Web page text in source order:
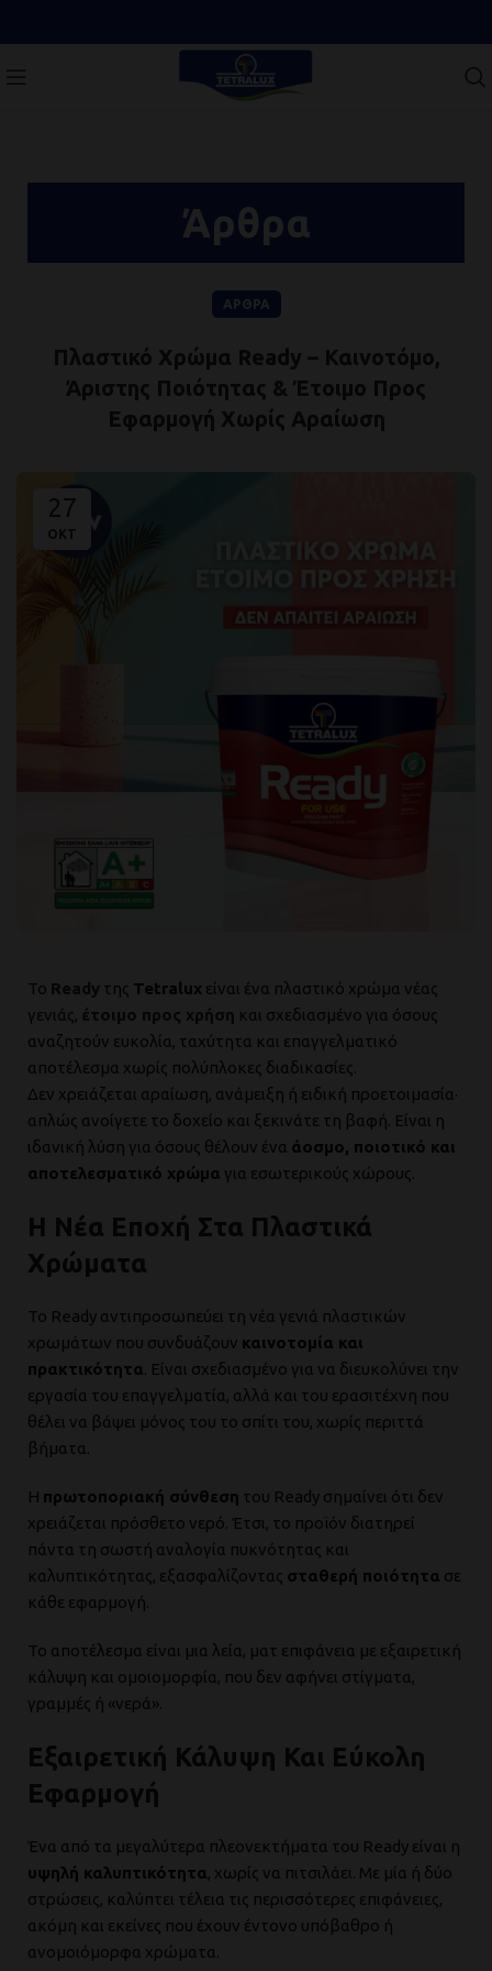
Άρθρα
ΆΡΘΡΑ
Πλαστικό Χρώμα Ready – Καινοτόμο,
Άριστης Ποιότητας & Έτοιμο Προς
Εφαρμογή Χωρίς Αραίωση
27
ΟΚΤ
Το Ready της Tetralux είναι ένα πλαστικό χρώμα νέας
γενιάς, έτοιμο προς χρήση και σχεδιασμένο για όσους
αναζητούν ευκολία, ταχύτητα και επαγγελματικό
αποτέλεσμα χωρίς πολύπλοκες διαδικασίες.
Δεν χρειάζεται αραίωση, ανάμειξη ή ειδική προετοιμασία·
απλώς ανοίγετε το δοχείο και ξεκινάτε τη βαφή. Είναι η
ιδανική λύση για όσους θέλουν ένα άοσμο, ποιοτικό και
αποτελεσματικό χρώμα για εσωτερικούς χώρους.
Η Νέα Εποχή Στα Πλαστικά
Χρώματα
Το Ready αντιπροσωπεύει τη νέα γενιά πλαστικών
χρωμάτων που συνδυάζουν καινοτομία και
πρακτικότητα. Είναι σχεδιασμένο για να διευκολύνει την
εργασία του επαγγελματία, αλλά και του ερασιτέχνη που
θέλει να βάψει μόνος του το σπίτι του, χωρίς περιττά
βήματα.
Η πρωτοποριακή σύνθεση του Ready σημαίνει ότι δεν
χρειάζεται πρόσθετο νερό. Έτσι, το προϊόν διατηρεί
πάντα τη σωστή αναλογία πυκνότητας και
καλυπτικότητας, εξασφαλίζοντας σταθερή ποιότητα σε
κάθε εφαρμογή.
Το αποτέλεσμα είναι μια λεία, ματ επιφάνεια με εξαιρετική
κάλυψη και ομοιομορφία, που δεν αφήνει στίγματα,
γραμμές ή «νερά».
Εξαιρετική Κάλυψη Και Εύκολη
Εφαρμογή
Ένα από τα μεγαλύτερα πλεονεκτήματα του Ready είναι η
υψηλή καλυπτικότητα, χωρίς να πιτσιλάει. Με μία ή δύο
στρώσεις, καλύπτει τέλεια τις περισσότερες επιφάνειες,
ακόμη και εκείνες που έχουν έντονο υπόβαθρο ή
ανομοιόμορφα χρώματα.